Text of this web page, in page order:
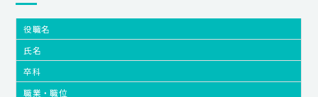
役職名
氏名
卒科
職業・職位